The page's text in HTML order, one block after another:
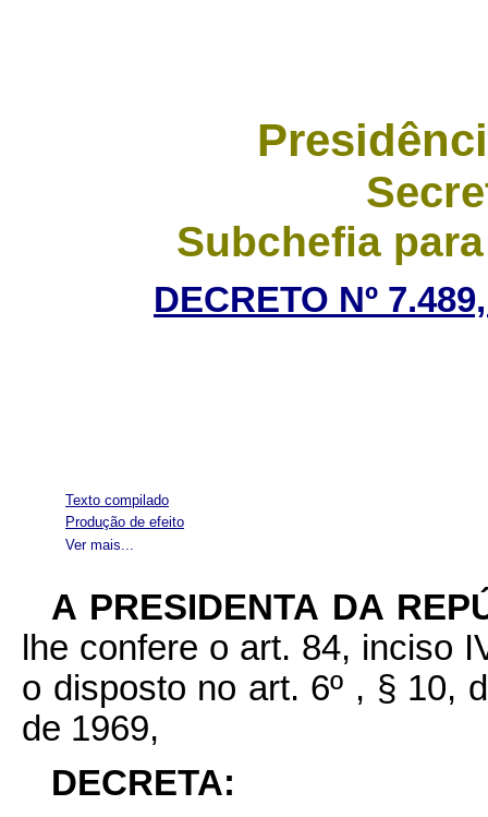
Subchefia
DECRETO Nº
Ver mais...
Texto compilado
Produção de efeito
A PRESIDENTA DA
lhe confere o art. 84, inciso
o disposto no art. 6º , § 10,
de 1969,
DECRETA: